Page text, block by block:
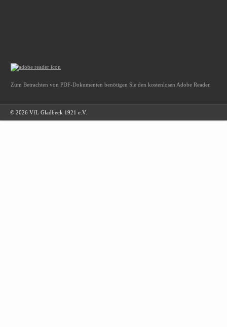
Zum Betrachten von PDF-Dokumenten benötigen Sie den kostenlosen Adobe Reader.
© 2026 VfL Gladbeck 1921 e.V.